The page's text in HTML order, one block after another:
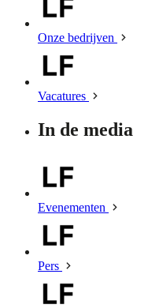
Onze bedrijven
Vacatures
In de media
Evenementen
Pers